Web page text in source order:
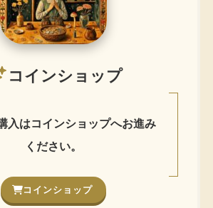
コインショップ
入はコインショップへお進み
ください。
コインショップ